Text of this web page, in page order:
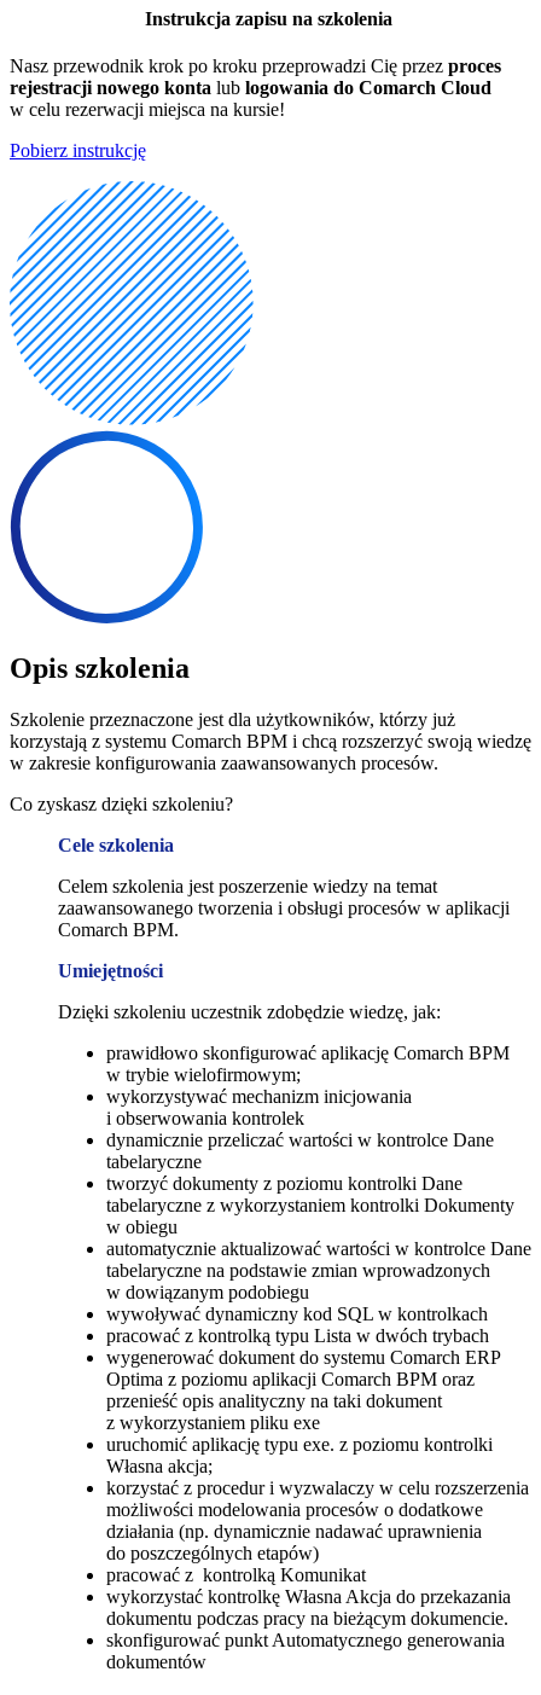
Instrukcja zapisu na szkolenia
Nasz przewodnik krok po kroku przeprowadzi Cię przez proces
rejestracji nowego konta lub logowania do Comarch Cloud
w celu rezerwacji miejsca na kursie!
Pobierz instrukcję
Opis szkolenia
Szkolenie przeznaczone jest dla użytkowników, którzy już
korzystają z systemu Comarch BPM i chcą rozszerzyć swoją wiedzę
w zakresie konfigurowania zaawansowanych procesów.
Co zyskasz dzięki szkoleniu?
Cele szkolenia
Celem szkolenia jest poszerzenie wiedzy na temat
zaawansowanego tworzenia i obsługi procesów w aplikacji
Comarch BPM.
Umiejętności
Dzięki szkoleniu uczestnik zdobędzie wiedzę, jak:
prawidłowo skonfigurować aplikację Comarch BPM
w trybie wielofirmowym;
wykorzystywać mechanizm inicjowania
i obserwowania kontrolek
dynamicznie przeliczać wartości w kontrolce Dane
tabelaryczne
tworzyć dokumenty z poziomu kontrolki Dane
tabelaryczne z wykorzystaniem kontrolki Dokumenty
w obiegu
automatycznie aktualizować wartości w kontrolce Dane
tabelaryczne na podstawie zmian wprowadzonych
w dowiązanym podobiegu
wywoływać dynamiczny kod SQL w kontrolkach
pracować z kontrolką typu Lista w dwóch trybach
wygenerować dokument do systemu Comarch ERP
Optima z poziomu aplikacji Comarch BPM oraz
przenieść opis analityczny na taki dokument
z wykorzystaniem pliku exe
uruchomić aplikację typu exe. z poziomu kontrolki
Własna akcja;
korzystać z procedur i wyzwalaczy w celu rozszerzenia
możliwości modelowania procesów o dodatkowe
działania (np. dynamicznie nadawać uprawnienia
do poszczególnych etapów)
pracować z kontrolką Komunikat
wykorzystać kontrolkę Własna Akcja do przekazania
dokumentu podczas pracy na bieżącym dokumencie.
skonfigurować punkt Automatycznego generowania
dokumentów